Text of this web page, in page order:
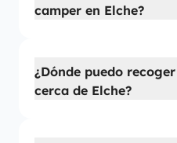
camper en Elche?
¿Dónde puedo
cerca de Elche?